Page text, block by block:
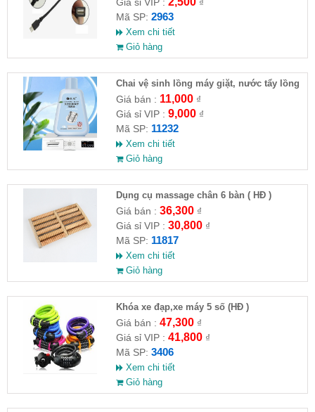
Mã SP: 2963
Xem chi tiết
Giỏ hàng
Chai vệ sinh lồng máy giặt, nước tẩy lồng
máy giặt CLEANING FLUID
Giá bán : 11,000₫
Giá sỉ VIP : 9,000₫
Mã SP: 11232
Xem chi tiết
Giỏ hàng
Dụng cụ massage chân 6 bàn ( HĐ )
Giá bán : 36,300₫
Giá sỉ VIP : 30,800₫
Mã SP: 11817
Xem chi tiết
Giỏ hàng
Khóa xe đạp,xe máy 5 số (HĐ )
Giá bán : 47,300₫
Giá sỉ VIP : 41,800₫
Mã SP: 3406
Xem chi tiết
Giỏ hàng